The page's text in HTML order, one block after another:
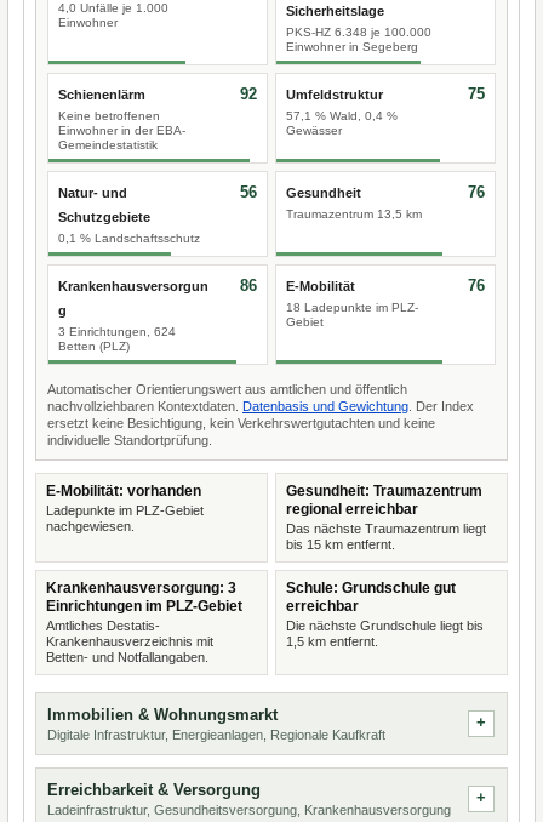
4,0 Unfälle je 1.000
Einwohner
Sicherheitslage
PKS-HZ 6.348 je 100.000
Einwohner in Segeberg
Schienenlärm
Keine betroffenen
Einwohner in der EBA-
Gemeindestatistik
92 Umfeldstruktur
57,1 % Wald, 0,4 %
Gewässer
75
Natur- und
Schutzgebiete
0,1 % Landschaftsschutz
56 Gesundheit
Traumazentrum 13,5 km
76
Krankenhausversorgun
g
3 Einrichtungen, 624
Betten (PLZ)
86 E-Mobilität
18 Ladepunkte im PLZ-
Gebiet
76
Automatischer Orientierungswert aus amtlichen und öffentlich
nachvollziehbaren Kontextdaten. Datenbasis und Gewichtung . Der Index
ersetzt keine Besichtigung, kein Verkehrswertgutachten und keine
individuelle Standortprüfung.
E-Mobilität: vorhanden
Ladepunkte im PLZ-Gebiet
nachgewiesen.
Gesundheit: Traumazentrum
regional erreichbar
Das nächste Traumazentrum liegt
bis 15 km entfernt.
Krankenhausversorgung: 3
Einrichtungen im PLZ-Gebiet
Amtliches Destatis-
Krankenhausverzeichnis mit
Betten- und Notfallangaben.
Schule: Grundschule gut
erreichbar
Die nächste Grundschule liegt bis
1,5 km entfernt.
Immobilien & Wohnungsmarkt
Digitale Infrastruktur, Energieanlagen, Regionale Kaufkraft
Erreichbarkeit & Versorgung
Ladeinfrastruktur, Gesundheitsversorgung, Krankenhausversorgung